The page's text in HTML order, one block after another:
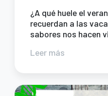
¿A qué huele el
recuerdan a las
sabores nos hacen
Leer más